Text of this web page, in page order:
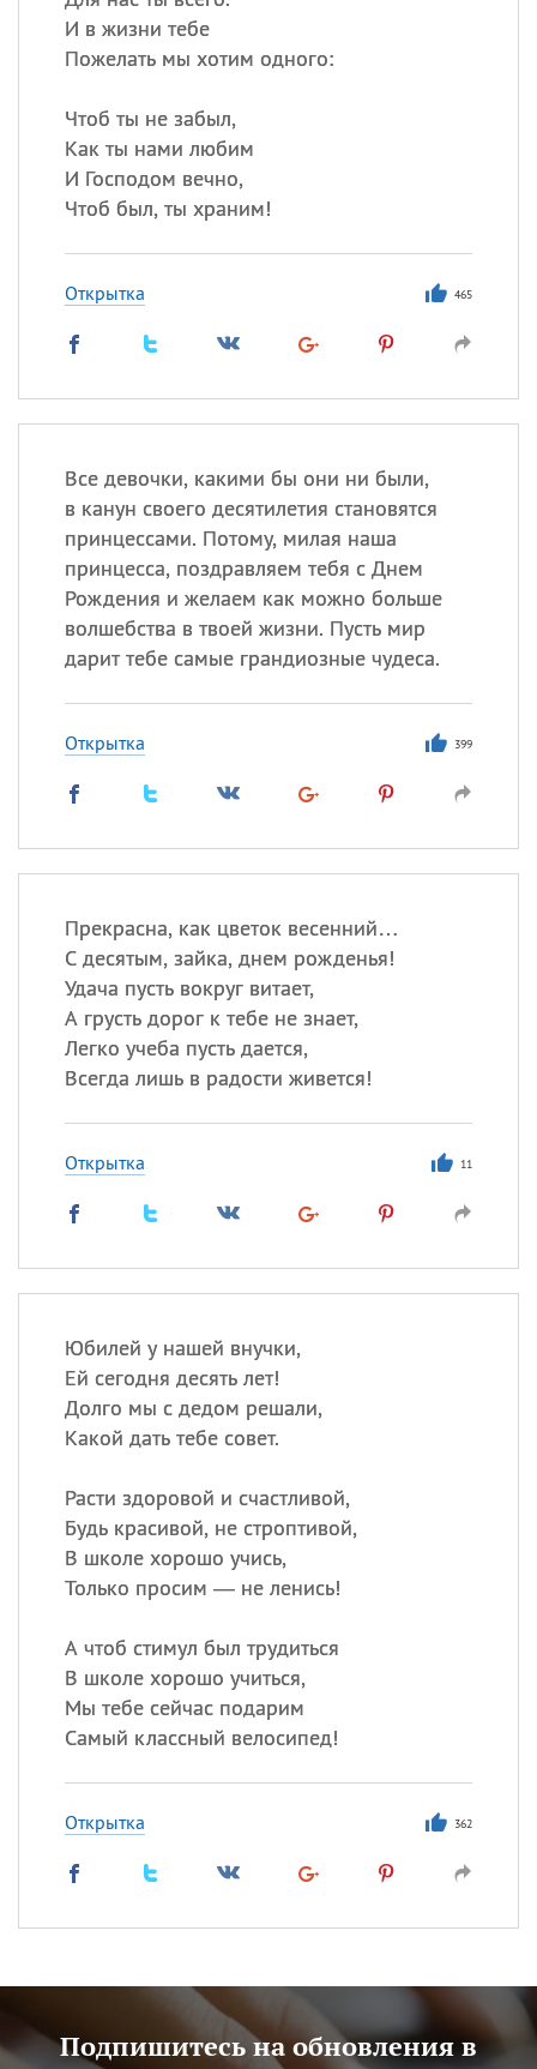
И в жизни тебе
Пожелать мы хотим одного:
Чтоб ты не забыл,
Как ты нами любим
И Господом вечно,
Чтоб был, ты храним!
Открытка 465
Все девочки, какими бы они ни были,
в канун своего десятилетия становятся
принцессами. Потому, милая наша
принцесса, поздравляем тебя с Днем
Рождения и желаем как можно больше
волшебства в твоей жизни. Пусть мир
дарит тебе самые грандиозные чудеса.
Открытка 399
Прекрасна, как цветок весенний…
С десятым, зайка, днем рожденья!
Удача пусть вокруг витает,
А грусть дорог к тебе не знает,
Легко учеба пусть дается,
Всегда лишь в радости живется!
Открытка 11
Юбилей у нашей внучки,
Ей сегодня десять лет!
Долго мы с дедом решали,
Какой дать тебе совет.
Расти здоровой и счастливой,
Будь красивой, не строптивой,
В школе хорошо учись,
Только просим — не ленись!
А чтоб стимул был трудиться
В школе хорошо учиться,
Мы тебе сейчас подарим
Самый классный велосипед!
Открытка 362
Подпишитесь на обновления в